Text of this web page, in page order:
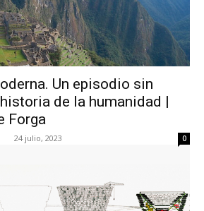
Un episodio sin
de la humanidad |
Forga
24 julio, 2023 0